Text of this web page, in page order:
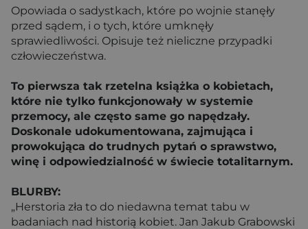
Opowiada o sadystkach, które po wojnie stanęły
przed sądem, i o tych, które umknęły
sprawiedliwości. Opisuje też nieliczne przypadki
człowieczeństwa.
To pierwsza tak rzetelna książka o kobietach,
które nie tylko funkcjonowały w systemie
przemocy, ale często same go napędzały.
Doskonale udokumentowana, zajmująca i
prowokująca do trudnych pytań o sprawstwo,
winę i odpowiedzialność w świecie totalitarnym.
BLURBY:
„Herstoria zła to do niedawna temat tabu w
badaniach nad historią kobiet. Jan Jakub Grabowski